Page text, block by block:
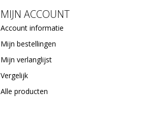
MIJN ACCOUNT
Account informatie
Mijn bestellingen
Mijn verlanglijst
Vergelijk
Alle producten